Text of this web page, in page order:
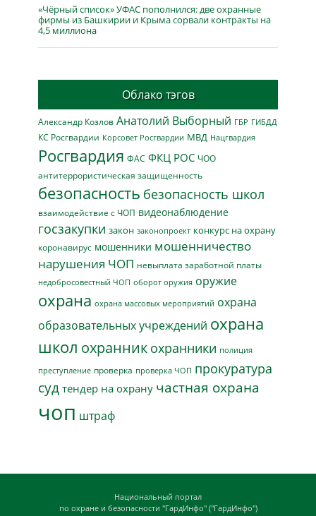
«Чёрный список» УФАС пополнился: две охранные
фирмы из Башкирии и Крыма сорвали контракты на
4,5 миллиона
Облако тэгов
Александр Козлов Анатолий Выборный ГБР ГИБДД
КС Росгвардии Корсовет Росгвардии МВД Нацгвардия
Росгвардия ФАС ФКЦ РОС ЧОО
антитеррористическая защищенность
безопасность безопасность школ
взаимодействие с ЧОП видеонаблюдение
госзакупки закон законопроект конкурс на охрану
коронавирус мошенники мошенничество
нарушения ЧОП невыплата заработной платы
недобросовестный ЧОП оборот оружия оружие
охрана охрана массовых мероприятий охрана
образовательных учреждений охрана
школ охранник охранники полиция
преступление проверка проверка ЧОП прокуратура
суд тендер на охрану частная охрана
чоп штраф
Национальный портал
по охране и безопасности "ГардИнфо" ("ГардИнфо")